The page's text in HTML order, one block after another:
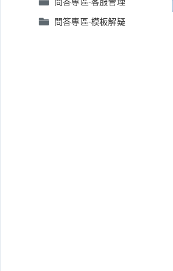
問答專區-模板解疑